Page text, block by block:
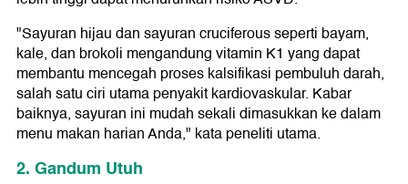
"Sayuran hijau dan sayuran cruciferous seperti bayam,
kale, dan brokoli mengandung vitamin K1 yang dapat
membantu mencegah proses kalsifikasi pembuluh darah,
salah satu ciri utama penyakit kardiovaskular. Kabar
baiknya, sayuran ini mudah sekali dimasukkan ke dalam
menu makan harian Anda," kata peneliti utama.
2. Gandum Utuh